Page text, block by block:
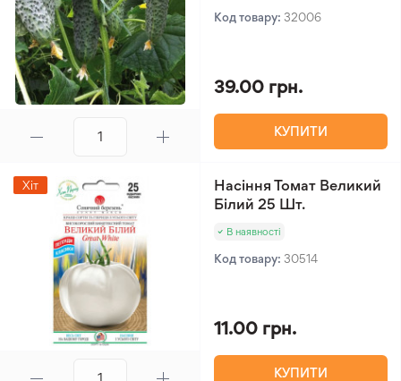
Код товару: 32006
39.00 грн.
КУПИТИ
Хіт
Насіння Томат Великий
Білий 25 Шт.
В наявності
Код товару: 30514
11.00 грн.
КУПИТИ